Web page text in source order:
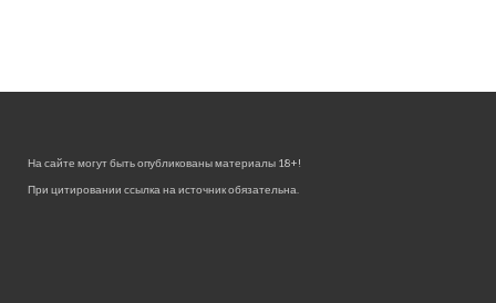
На сайте могут быть опубликованы материалы 18+!
При цитировании ссылка на источник обязательна.